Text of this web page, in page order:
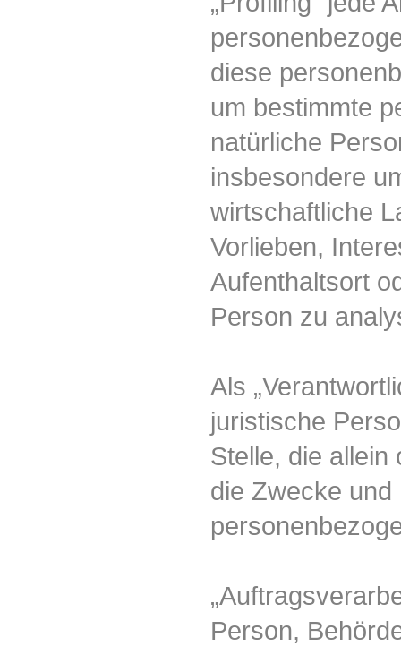
diese
um bestimmte
natürliche
insbesondere
wirtschaftliche
Vorlieben,
Aufenthaltsort
Person zu
Als
juristische
Stelle, die allein
die Zwecke und
Person,